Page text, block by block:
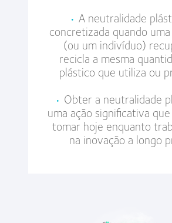
• A neutralidade
concretizada quando
(ou um indivíduo)
recicla a mesma
plástico que utiliza ou
• Obter a neutralidade
uma ação significativa
tomar hoje enquanto
na inovação a longo